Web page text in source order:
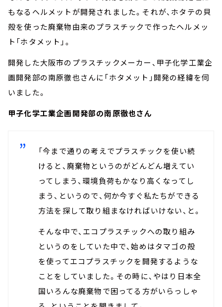
もなるヘルメットが開発されました。それが、ホタテの貝
殻を使った廃棄物由来のプラスチックで作ったヘルメッ
ト「ホタメット」。
開発した大阪市のプラスチックメーカー、甲子化学工業企
画開発部の南原徹也さんに「ホタメット」開発の経緯を伺
いました。
甲子化学工業企画開発部の南原徹也さん
「今まで通りの考えでプラスチックを使い続
けると、廃棄物というのがどんどん増えてい
ってしまう、環境負荷もかなり高くなってし
まう、というので、何か今すぐ私たちができる
方法を探して取り組まなければいけない、と。
そんな中で、エコプラスチックへの取り組み
というのをしていた中で、始めはタマゴの殻
を使ってエコプラスチックを開発するような
ことをしていました。その時に、やはり日本全
国いろんな廃棄物で困ってる方がいらっしゃ